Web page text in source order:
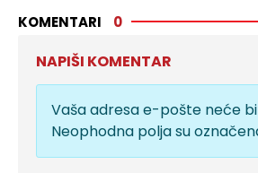
KOMENTARI 0
NAPIŠI KOMENTAR
Vaša adresa e-pošte neće
Neophodna polja su